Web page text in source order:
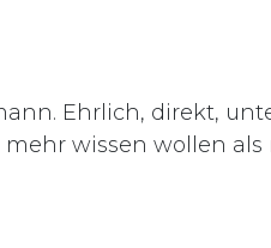
Ehrlich, direkt,
wissen wollen